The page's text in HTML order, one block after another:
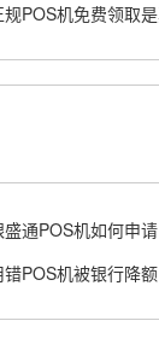
盛通POS机如何申